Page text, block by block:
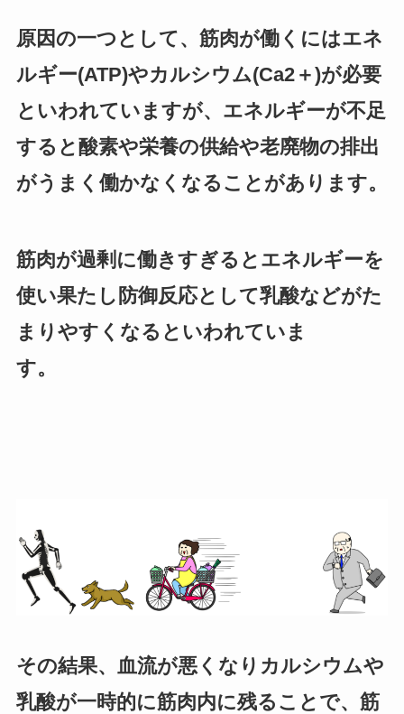
原因の一つとして、筋肉が働くにはエネ
ルギー(ATP)やカルシウム(Ca2＋)が必要
といわれていますが、エネルギーが不足
すると酸素や栄養の供給や老廃物の排出
がうまく働かなくなることがあります。
筋肉が過剰に働きすぎるとエネルギーを
使い果たし防御反応として乳酸などがた
まりやすくなるといわれていま
す。
その結果、血流が悪くなりカルシウムや
乳酸が一時的に筋肉内に残ることで、筋